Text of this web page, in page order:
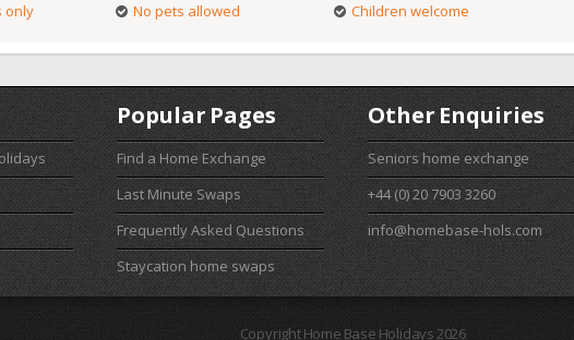
only No pets allowed Children welcome
Popular Pages
Find a Home Exchange
Last Minute Swaps
Frequently Asked Questions
Staycation home swaps
Other Enquiries
Seniors home exchange
+44 (0) 20 7903 3260
info@homebase-hols.com
Copyright Home Base Holidays 2026